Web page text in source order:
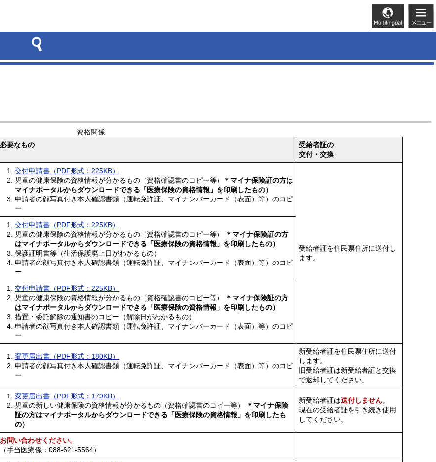
資格関係
必要なもの
受給者証の
交付・交換
交付申請書（PDF形式：225KB）
児童の健康保険の資格情報が分かるもの（資格確認書のコピー等）
＊マイナ保険証の方は
マイナポータルからダウンロードできる「医療保険の資格情報」を印刷したもの）
申請者の顔写真付き本人確認書類（運転免許証、マイナンバーカード（表面）等）のコピ
ー
受給者証を住民票住所に送付し
ます。
交付申請書（PDF形式：225KB）
児童の健康保険の資格情報が分かるもの（資格確認書のコピー等）
＊マイナ保険証の方
はマイナポータルからダウンロードできる「医療保険の資格情報」を印刷したもの）
保護証明書等（生活保護廃止日がわかるもの）
申請者の顔写真付き本人確認書類（運転免許証、マイナンバーカード（表面）等）のコピ
ー
交付申請書（PDF形式：225KB）
児童の健康保険の資格情報が分かるもの（資格確認書のコピー等）
＊マイナ保険証の方
はマイナポータルからダウンロードできる「医療保険の資格情報」を印刷したもの）
措置・委託解除の通知書のコピー（解除日がわかるもの）
申請者の顔写真付き本人確認書類（運転免許証、マイナンバーカード（表面）等）のコピ
ー
変更届出書（PDF形式：180KB）
申請者の顔写真付き本人確認書類（運転免許証、マイナンバーカード（表面）等）のコピ
ー
新受給者証を住民票住所に送付
します。
旧受給者証は新受給者証と交換
で返却してください。
変更届出書（PDF形式：179KB）
児童の新しい健康保険の資格情報が分かるもの（資格確認書のコピー等）
＊マイナ保険
証の方はマイナポータルからダウンロードできる「医療保険の資格情報」を印刷したも
の）
新受給者証は送付しません。
現在の受給者証を引き続き使用
してください。
お問い合わせください。
（手当医療係：088-621-5564）